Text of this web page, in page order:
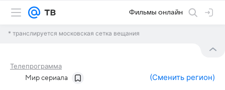
Фильмы онлайн
* транслируется московская сетка вещания
Телепрограмма
Мир сериала (Сменить регион)